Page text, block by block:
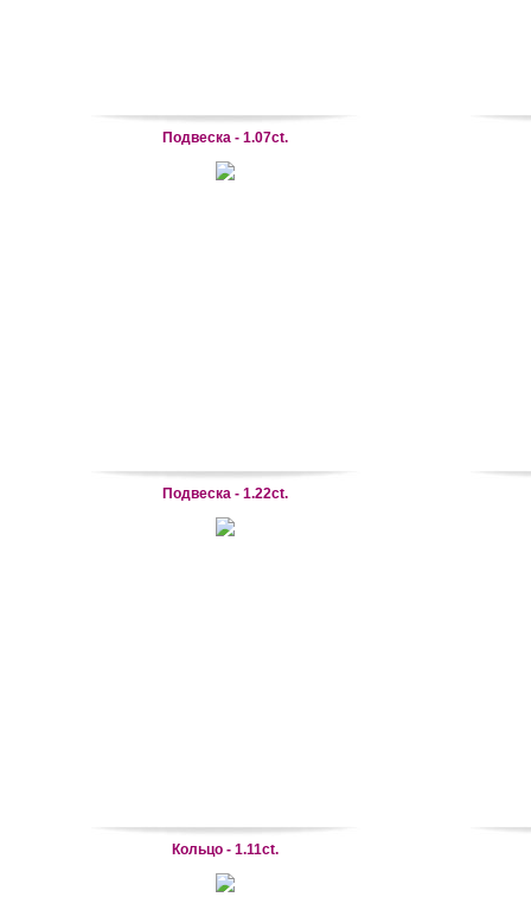
Подвеска - 1.07ct.
Подвеска - 1.22ct.
Кольцо - 1.11ct.